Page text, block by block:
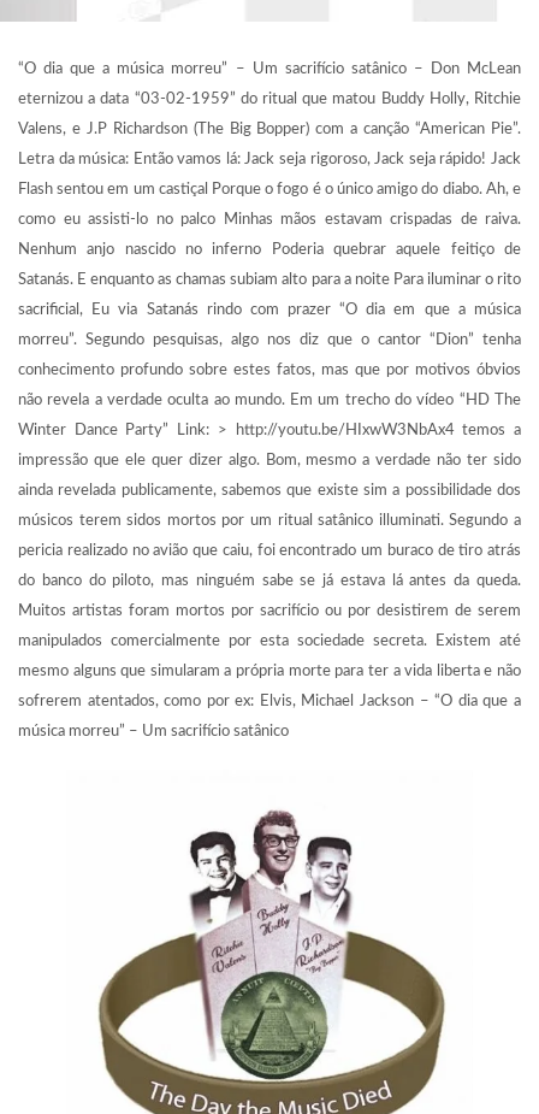
“O dia que a música morreu” – Um sacrifício satânico – Don McLean
eternizou a data “03-02-1959” do ritual que matou Buddy Holly, Ritchie
Valens, e J.P Richardson (The Big Bopper) com a canção “American Pie”.
Letra da música: Então vamos lá: Jack seja rigoroso, Jack seja rápido! Jack
Flash sentou em um castiçal Porque o fogo é o único amigo do diabo. Ah, e
como eu assisti-lo no palco Minhas mãos estavam crispadas de raiva.
Nenhum anjo nascido no inferno Poderia quebrar aquele feitiço de
Satanás. E enquanto as chamas subiam alto para a noite Para iluminar o rito
sacrificial, Eu via Satanás rindo com prazer “O dia em que a música
morreu”. Segundo pesquisas, algo nos diz que o cantor “Dion” tenha
conhecimento profundo sobre estes fatos, mas que por motivos óbvios
não revela a verdade oculta ao mundo. Em um trecho do vídeo “HD The
Winter Dance Party” Link: > http://youtu.be/HIxwW3NbAx4 temos a
impressão que ele quer dizer algo. Bom, mesmo a verdade não ter sido
ainda revelada publicamente, sabemos que existe sim a possibilidade dos
músicos terem sidos mortos por um ritual satânico illuminati. Segundo a
pericia realizado no avião que caiu, foi encontrado um buraco de tiro atrás
do banco do piloto, mas ninguém sabe se já estava lá antes da queda.
Muitos artistas foram mortos por sacrifício ou por desistirem de serem
manipulados comercialmente por esta sociedade secreta. Existem até
mesmo alguns que simularam a própria morte para ter a vida liberta e não
sofrerem atentados, como por ex: Elvis, Michael Jackson – “O dia que a
música morreu” – Um sacrifício satânico